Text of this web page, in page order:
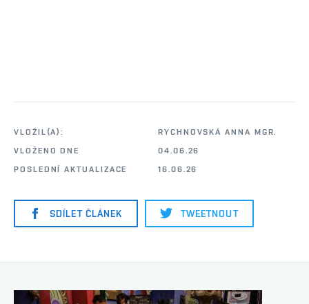
VLOŽIL(A):
RYCHNOVSKÁ ANNA MGR.
VLOŽENO DNE
04.06.26
POSLEDNÍ AKTUALIZACE
16.06.26
SDÍLET ČLÁNEK TWEETNOUT